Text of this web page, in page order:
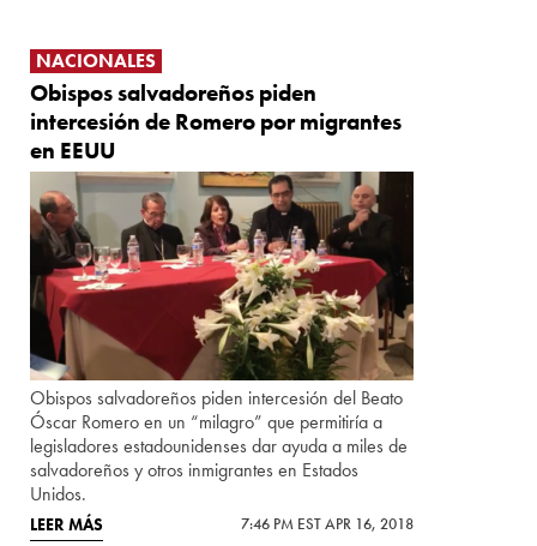
NACIONALES
Obispos salvadoreños piden
intercesión de Romero por migrantes
en EEUU
Obispos salvadoreños piden intercesión del Beato
Óscar Romero en un “milagro” que permitiría a
legisladores estadounidenses dar ayuda a miles de
salvadoreños y otros inmigrantes en Estados
Unidos.
LEER MÁS 7:46 PM EST APR 16, 2018